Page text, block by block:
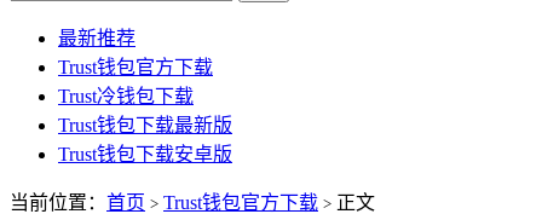
最新推荐
Trust钱包官方下载
Trust冷钱包下载
Trust钱包下载最新版
Trust钱包下载安卓版
当前位置： 首页 > Trust钱包官方下载 > 正文